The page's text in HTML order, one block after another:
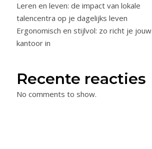
Leren en leven: de impact van lokale
talencentra op je dagelijks leven
Ergonomisch en stijlvol: zo richt je jouw
kantoor in
Recente reacties
No comments to show.